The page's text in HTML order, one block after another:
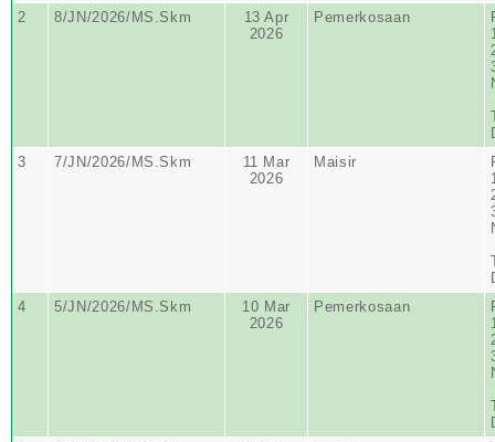
2
8/JN/2026/MS.Skm
13 Apr
2026
Pemerkosaan
3
7/JN/2026/MS.Skm
11 Mar
2026
Maisir
4
5/JN/2026/MS.Skm
10 Mar
2026
Pemerkosaan